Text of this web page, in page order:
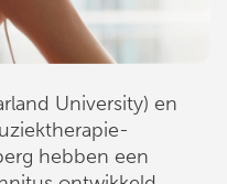
University) en
hebben een